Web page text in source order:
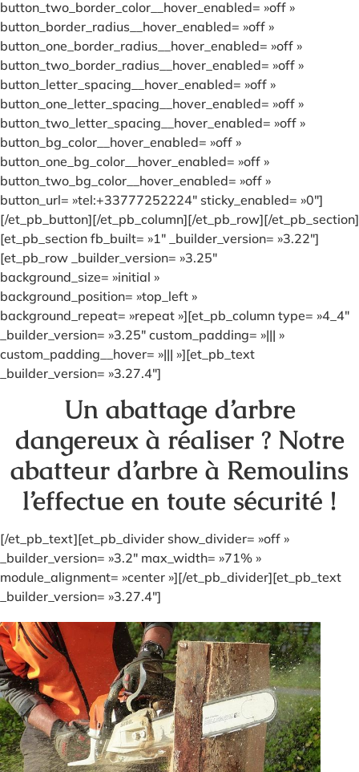
button_two_border_color__hover_enabled= »off »
button_border_radius__hover_enabled= »off »
button_one_border_radius__hover_enabled= »off »
button_two_border_radius__hover_enabled= »off »
button_letter_spacing__hover_enabled= »off »
button_one_letter_spacing__hover_enabled= »off »
button_two_letter_spacing__hover_enabled= »off »
button_bg_color__hover_enabled= »off »
button_one_bg_color__hover_enabled= »off »
button_two_bg_color__hover_enabled= »off »
button_url= »tel:+33777252224″ sticky_enabled= »0″]
[/et_pb_button][/et_pb_column][/et_pb_row][/et_pb_section]
[et_pb_section fb_built= »1″ _builder_version= »3.22″]
[et_pb_row _builder_version= »3.25″
background_size= »initial »
background_position= »top_left »
background_repeat= »repeat »][et_pb_column type= »4_4″
_builder_version= »3.25″ custom_padding= »||| »
custom_padding__hover= »||| »][et_pb_text
_builder_version= »3.27.4″]
Un abattage d’arbre
dangereux à réaliser ? Notre
abatteur d’arbre à Remoulins
l’effectue en toute sécurité !
[/et_pb_text][et_pb_divider show_divider= »off »
_builder_version= »3.2″ max_width= »71% »
module_alignment= »center »][/et_pb_divider][et_pb_text
_builder_version= »3.27.4″]